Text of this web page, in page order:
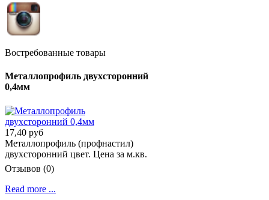
Востребованные товары
Металлопрофиль двухсторонний
0,4мм
17,40 руб
Металлопрофиль (профнастил)
двухсторонний цвет. Цена за м.кв.
Отзывов (0)
Read more ...